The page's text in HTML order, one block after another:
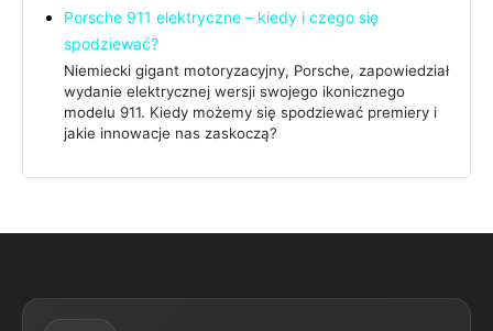
Porsche 911 elektryczne – kiedy i czego się
spodziewać?
Niemiecki gigant motoryzacyjny, Porsche, zapowiedział
wydanie elektrycznej wersji swojego ikonicznego
modelu 911. Kiedy możemy się spodziewać premiery i
jakie innowacje nas zaskoczą?